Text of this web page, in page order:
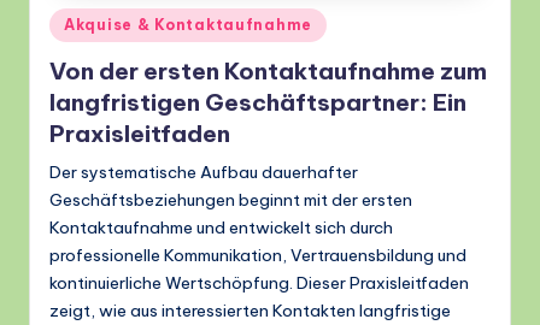
Posted
in
Akquise & Kontaktaufnahme
Von der ersten Kontaktaufnahme zum
langfristigen Geschäftspartner: Ein
Praxisleitfaden
Der systematische Aufbau dauerhafter
Geschäftsbeziehungen beginnt mit der ersten
Kontaktaufnahme und entwickelt sich durch
professionelle Kommunikation, Vertrauensbildung und
kontinuierliche Wertschöpfung. Dieser Praxisleitfaden
zeigt, wie aus interessierten Kontakten langfristige